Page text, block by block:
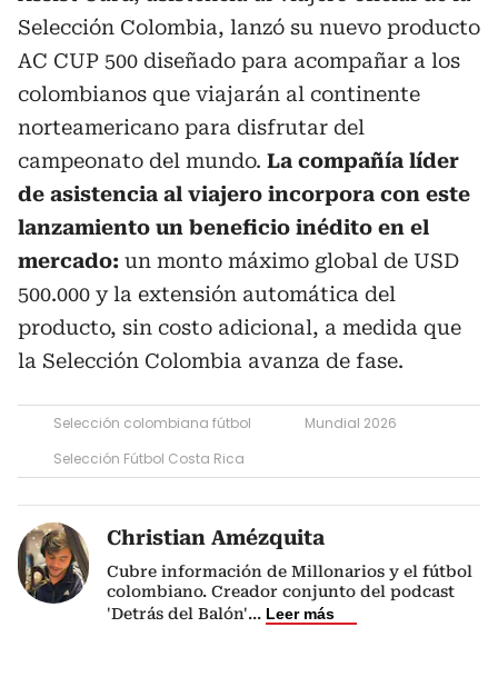
Selección Colombia, lanzó su nuevo producto
AC CUP 500 diseñado para acompañar a los
colombianos que viajarán al continente
norteamericano para disfrutar del
campeonato del mundo. La compañía líder
de asistencia al viajero incorpora con este
lanzamiento un beneficio inédito en el
mercado: un monto máximo global de USD
500.000 y la extensión automática del
producto, sin costo adicional, a medida que
la Selección Colombia avanza de fase.
Selección colombiana fútbol
Mundial 2026
Selección Fútbol Costa Rica
Christian Amézquita
Cubre información de Millonarios y el fútbol
colombiano. Creador conjunto del podcast
'Detrás del Balón'... Leer más